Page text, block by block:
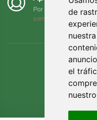
de
el
Por cada pedido
somos